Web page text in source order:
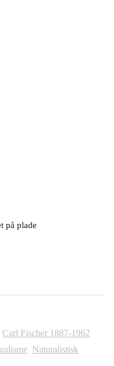
på plade
Carl Fischer 1887-1962
Naturalistisk